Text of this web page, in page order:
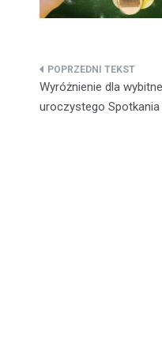
Nawigacja
wpisu
Wyróżnienie dla
uroczystego